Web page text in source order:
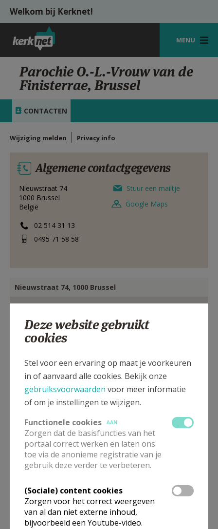
Overslaan en naar de inhoud gaan
Welkom bij Kerknet!
MENU
STARTPAGINA
KERK
VIERINGEN
HULP
MIJN PAROCHIE
AANMELDEN OF REGISTREREN
Parochie O.-L.-Vrouw van de
Finisterrae, Brussel
CONTACTEN
Wijziging melden Privacy info
Algemene contactgegevens
Nieuwstraat 74
1000 Brussel
België
02 514 31 13
0495 71 58 58
Stuur een mailtje
Google Maps
Nieuwstraat 74, 1000 Brussel
verantwoordelijke
Nederlandstalige pastoraal
De heerJohnny De Mot
Bijstandstraat 5
1000 Brussel
Deze website gebruikt
cookies
Stel voor een ervaring op maat je voorkeuren
in of aanvaard alle cookies. Bekijk onze
gebruiksvoorwaarden voor meer informatie
of om je instellingen te wijzigen.
Functionele cookies
AAN
Zorgen dat de basisfuncties van het
portaal correct werken en laten ons
toe via de anonieme registratie van je
gebruik deze verder te verbeteren.
(Sociale) content cookies
Zorgen voor het correct weergeven
van al dan niet externe inhoud,
bijvoorbeeld een Youtube-video.